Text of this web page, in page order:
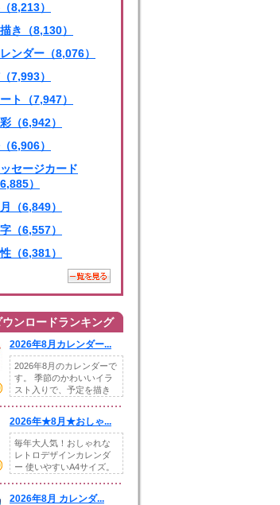
8,213）
き（8,130）
ンダー（8,076）
7,993）
ト（7,947）
（6,942）
6,906）
セージカード
6,885）
（6,849）
（6,557）
（6,381）
ウンロードランキング
2026年8月カレンダー...
2026年8月のカレンダーで
す。 季節のかわいいイラ
スト入りで、予定を描き
2026年★8月★おしゃ...
毎年大人気！おしゃれな
レトロデザインカレンダ
ー 使いやすいA4サイズ。
2026年8月 カレンダ...